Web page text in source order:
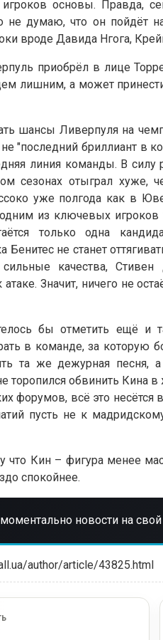
игроков основы. Правда,
не думаю, что он пойдёт
вроде Давида Нгога,
приобрёл в лице
лишним, а может
шансы Ливерпуля на
"последний бриллиант в
линия команды. В
сезонах отыграл хуже,
уже полгода как в
из ключевых
только одна
Бенитес не станет
качества,
Значит, ничего не
бы отметить ещё и
в команде, за которую
та же дежурная песня, а
торопился обвинить Кина в
форумов, всё это
пусть не к
что Кин – фигура менее
спокойнее.
новости на
author/article/43825.html